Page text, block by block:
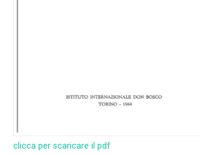
clicca per scaricare il pdf